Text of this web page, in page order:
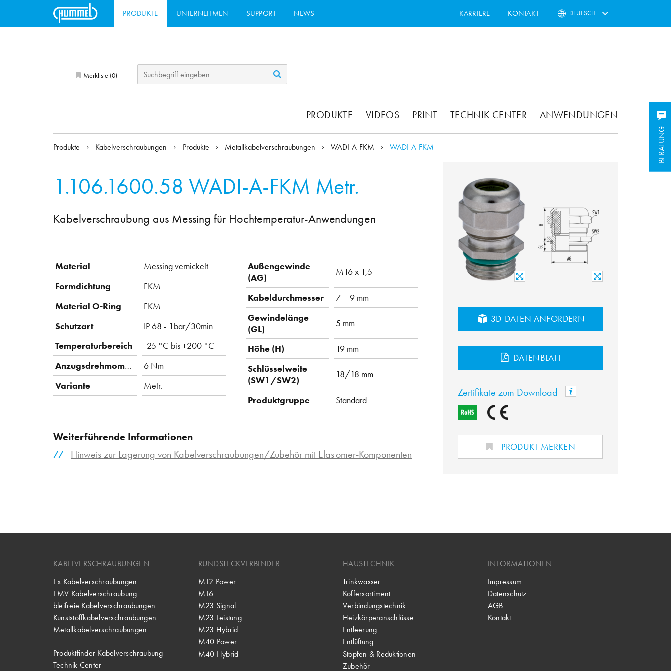
PRODUKTE UNTERNEHMEN SUPPORT NEWS KARRIERE KONTAKT DEUTSCH
Merkliste (0)
PRODUKTE VIDEOS PRINT TECHNIK CENTER ANWENDUNGEN
BERATUNG
BERATUNG
Produkte Kabelverschraubungen Produkte Metallkabelverschraubungen WADI-A-FKM WADI-A-FKM
1.106.1600.58 WADI-A-FKM Metr.
Kabelverschraubung aus Messing für Hochtemperatur-Anwendungen
Material
Messing vernickelt
Formdichtung
FKM
Material O-Ring
FKM
Schutzart
IP 68 - 1bar/30min
Temperaturbereich
-25 °C bis +200 °C
Anzugsdrehmoment
6 Nm
Variante
Metr.
Außengewinde
(AG)
M16 x 1,5
Kabeldurchmesser
7 – 9 mm
Gewindelänge
(GL)
5 mm
Höhe (H)
19 mm
Schlüsselweite
(SW1/SW2)
18/18 mm
Produktgruppe Standard
Weiterführende Informationen
Hinweis zur Lagerung von Kabelverschraubungen/Zubehör mit Elastomer-Komponenten
3D-DATEN ANFORDERN
DATENBLATT
Zertifikate zum Download
PRODUKT MERKEN
KABELVERSCHRAUBUNGEN
Ex Kabelverschraubungen
EMV Kabelverschraubung
bleifreie Kabelverschraubungen
Kunststoffkabelverschraubungen
Metallkabelverschraubungen
Produktfinder Kabelverschraubung
Technik Center
RUNDSTECKVERBINDER
M12 Power
M16
M23 Signal
M23 Leistung
M23 Hybrid
M40 Power
M40 Hybrid
HAUSTECHNIK
Trinkwasser
Koffersortiment
Verbindungstechnik
Heizkörperanschlüsse
Entleerung
Entlüftung
Stopfen & Reduktionen
Zubehör
INFORMATIONEN
Impressum
Datenschutz
AGB
Kontakt